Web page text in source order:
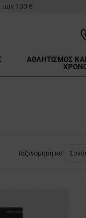
των 100 €
ΑΘΛΗΤΙΣΜΟΣ
Ταξινόμηση κατά: